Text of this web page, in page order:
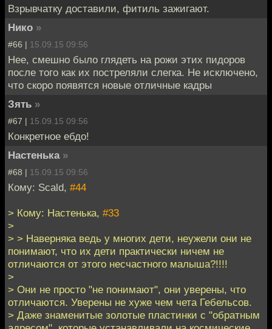
Взрывчатку доставили, фитиль зажигают.
Нико »
#66 | 15.09.15 09:56
Нее, смешно было глядеть на рожи этих пидоров
после того как их постреляли слегка. Не исключено,
что скоро появятся новые отличные кадры
Зять »
#67 | 15.09.15 09:56
Конкретное ебдо!
Настенька »
#68 | 15.09.15 09:56
Кому: Scald, #44
> Кому: Настенька, #33
>
> > Наверняка ведь у многих дети, неужели они не
понимают, что их дети практически ничем не
отличаются от этого несчастного малыша?!!!!
>
> Они не просто "не понимают", они уверены, что
отличаются. Уверены не хуже чем чета Гебельсов.
> Даже знаменитые золотые пластинки с "обратным